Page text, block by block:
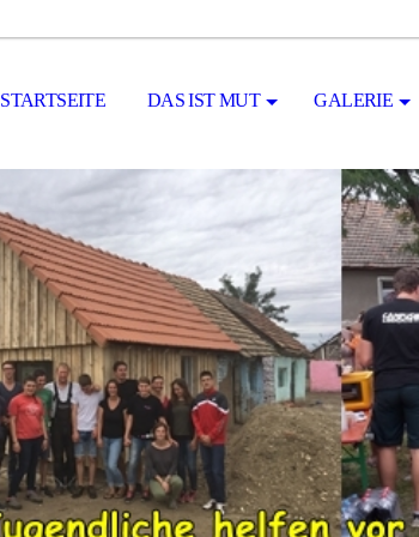
STARTSEITE DAS IST MUT GALERIE